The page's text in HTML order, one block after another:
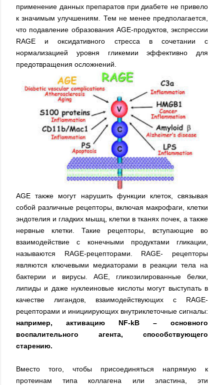
применение данных препаратов при диабете не привело
к значимым улучшениям. Тем не менее предполагается,
что подавление образования AGE-продуктов, экспрессии
RAGE и оксидативного стресса в сочетании с
нормализацией уровня гликемии эффективно для
предотвращения осложнений.
AGE также могут нарушить функции клеток, связывая
собой различные рецепторы, включая макрофаги, клетки
эндотелия и гладких мышц, клетки в тканях почек, а также
нервные клетки. Такие рецепторы, вступающие во
взаимодействие с конечными продуктами гликации,
называются RAGE-рецепторами. RAGE- рецепторы
являются ключевыми медиаторами в реакции тела на
бактерии и вирусы. AGE, гликозилированные белки,
липиды и даже нуклеиновые кислоты могут выступать в
качестве лигандов, взаимодействующих с RAGE-
рецепторами и инициирующих внутриклеточные сигналы:
например, активацию NF-kB – основного
воспалительного агента, способствующего
старению.
Вместо того, чтобы присоединяться напрямую к
протеинам типа коллагена или эластина, эти